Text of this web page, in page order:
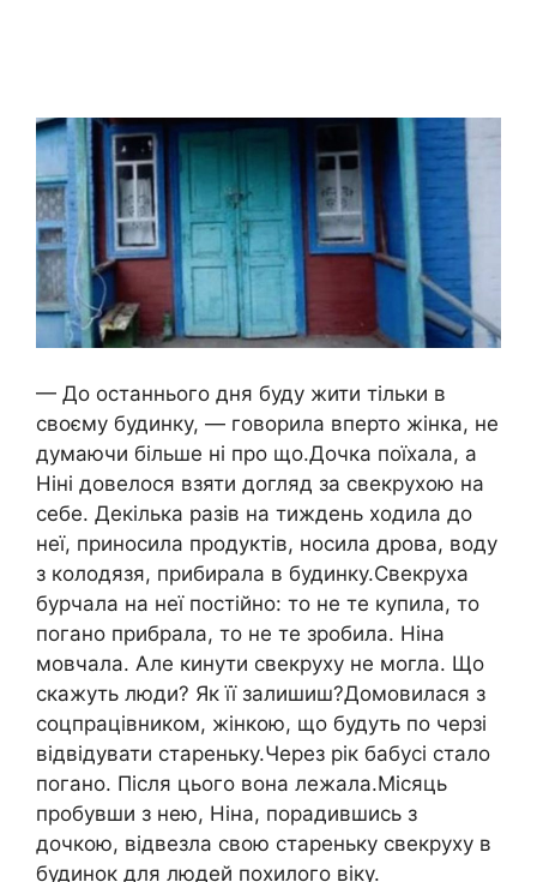
— До останнього дня буду жити тільки в
своєму будинку, — говорила вперто жінка, не
думаючи більше ні про що.Дочка поїхала, а
Ніні довелося взяти догляд за свекрухою на
себе. Декілька разів на тиждень ходила до
неї, приносила продуктів, носила дрова, воду
з колодязя, прибирала в будинку.Свекруха
бурчала на неї постійно: то не те купила, то
погано прибрала, то не те зробила. Ніна
мовчала. Але кинути свекруху не могла. Що
скажуть люди? Як її залишиш?Домовилася з
соцпрацівником, жінкою, що будуть по черзі
відвідувати стареньку.Через рік бабусі стало
погано. Після цього вона лежала.Місяць
пробувши з нею, Ніна, порадившись з
дочкою, відвезла свою стареньку свекруху в
будинок для людей похилого віку.